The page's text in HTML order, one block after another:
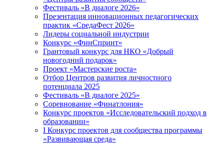
Фестиваль «В диалоге 2026»
Презентация инновационных педагогических
практик «СредаФест 2026»
Лидеры социальной индустрии
Конкурс «ФинСпринт»
Грантовый конкурс для НКО «Добрый
новогодний подарок»
Проект «Мастерские роста»
Отбор Центров развития личностного
потенциала 2025
Фестиваль «В диалоге 2025»
Соревнование «Финатлония»
Конкурс проектов «Исследовательский подход в
образовании»
I Конкурс проектов для сообщества программы
«Развивающая среда»